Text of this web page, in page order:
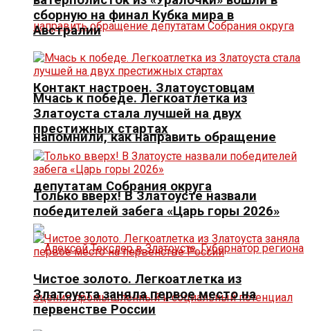
Контакт настроен. Златоустовцам
напомнили, как направить обращение
депутатам Собрания округа
сборную на финал Кубка мира в
Австралии
Мчась к победе. Легкоатлетка из
Златоуста стала лучшей на двух
престижных стартах
Только вверх! В Златоусте назвали
победителей забега «Царь горы 2026»
Чистое золото. Легкоатлетка из
Златоуста заняла первое место на
первенстве России